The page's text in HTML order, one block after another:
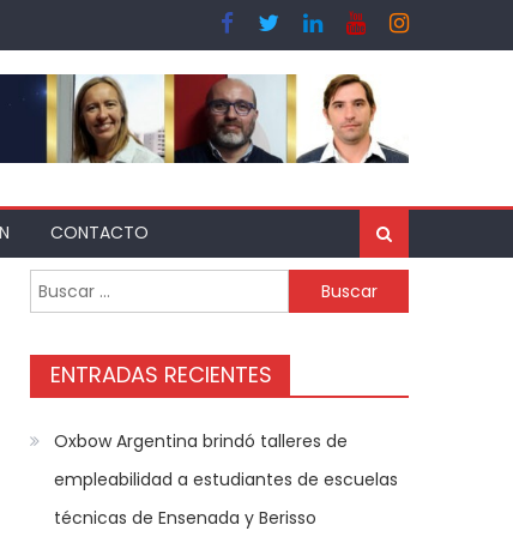
CONTACTO
ENTRADAS RECIENTES
Oxbow Argentina brindó talleres de
empleabilidad a estudiantes de escuelas
técnicas de Ensenada y Berisso